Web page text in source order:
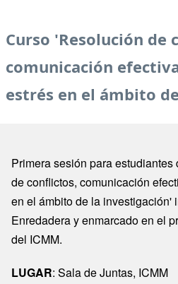
Curso 'Resolución de
comunicación
estrés en el ámbito
Primera sesión para
de conflictos, comunicación
en el ámbito de la investigación'
Enredadera y enmarcado en el
del ICMM.
LUGAR: Sala de Juntas, ICMM